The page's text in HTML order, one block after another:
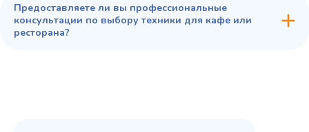
Предоставляете ли вы профессиональные
консультации по выбору техники для кафе или
ресторана?